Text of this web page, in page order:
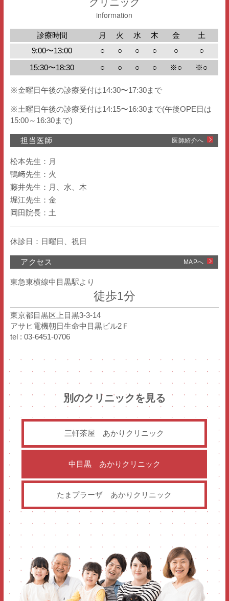
information
診療時間 月 火 水 木 金
土
9:00〜13:00
○ ○ ○ ○ ○
○
15:30〜18:30
○ ○ ○ ○ ※○ ※○
※金曜日午後の診療受付は14:30〜17:30まで
※土曜日午後の診療受付は14:15〜16:30まで(午後OPE日は
15:00～16:30まで)
担当医師 医師紹介へ
松本先生：月
鴨﨑先生：火
藤井先生：月、水、木
堀江先生：金
岡田院長：土
休診日：日曜日、祝日
アクセス MAPへ
東急東横線中目黒駅より
徒歩1分
東京都目黒区上目黒3-3-14
アサヒ電機朝日生命中目黒ビル2Ｆ
tel : 03-6451-0706
別のクリニックを見る
三軒茶屋 あかりクリニック
中目黒 あかりクリニック
たまプラーザ あかりクリニック